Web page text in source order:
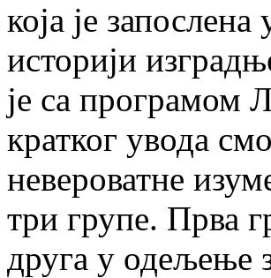
која је
историји
је са
кратког увода
невероватне
три групе. Прва
друга у одељење